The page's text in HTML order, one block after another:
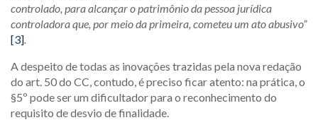
controlado, para alcançar o patrimônio da pessoa jurídica
controladora que, por meio da primeira, cometeu um ato abusivo”
[3].
A despeito de todas as inovações trazidas pela nova redação
do art. 50 do CC, contudo, é preciso ficar atento: na prática, o
§5º pode ser um dificultador para o reconhecimento do
requisito de desvio de finalidade.